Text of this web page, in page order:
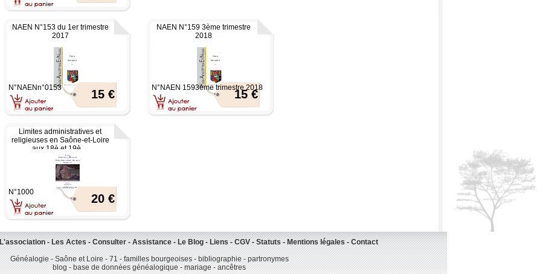
NAEN N°153 du 1er trimestre
2017
15 €
N°NAENn°0153
NAEN N°159 3ème trimestre
2018
15 €
N°NAEN 1593ème trimestre 2018
Limites administratives et
religieuses en Saône-et-Loire
aux 18è et 19è ...
20 €
N°1000
L'association - Les Actes - Consulter - Assistance - Le Blog - Liens - CGV - Statuts - Mentions légales - Contact
Généalogie - Saône et Loire - 71 - familles bourgeoises - bibliographie - partronymes
blog - base de données généalogique - mariage - ancêtres